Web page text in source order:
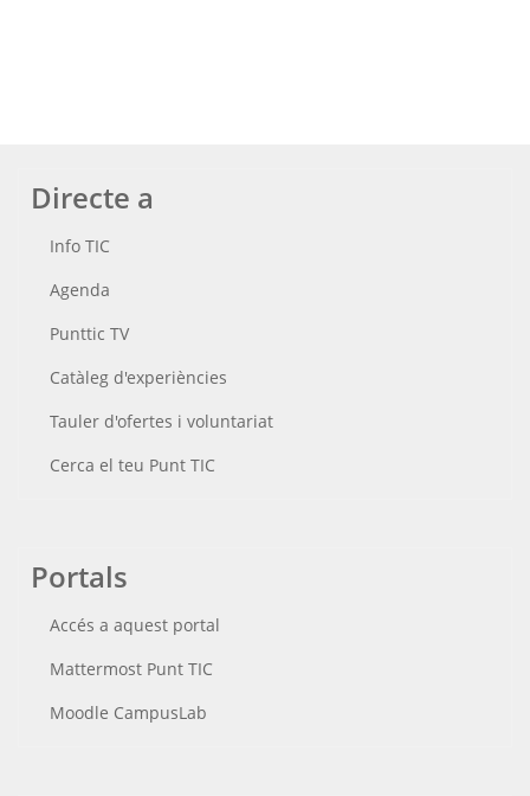
Directe a
Info TIC
Agenda
Punttic TV
Catàleg d'experiències
Tauler d'ofertes i voluntariat
Cerca el teu Punt TIC
Portals
Accés a aquest portal
Mattermost Punt TIC
Moodle CampusLab